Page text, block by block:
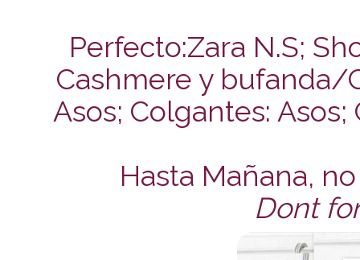
Perfecto:Zara N.S;
Cashmere y bufanda/
Asos; Colgantes:
Hasta Mañana,
Dont